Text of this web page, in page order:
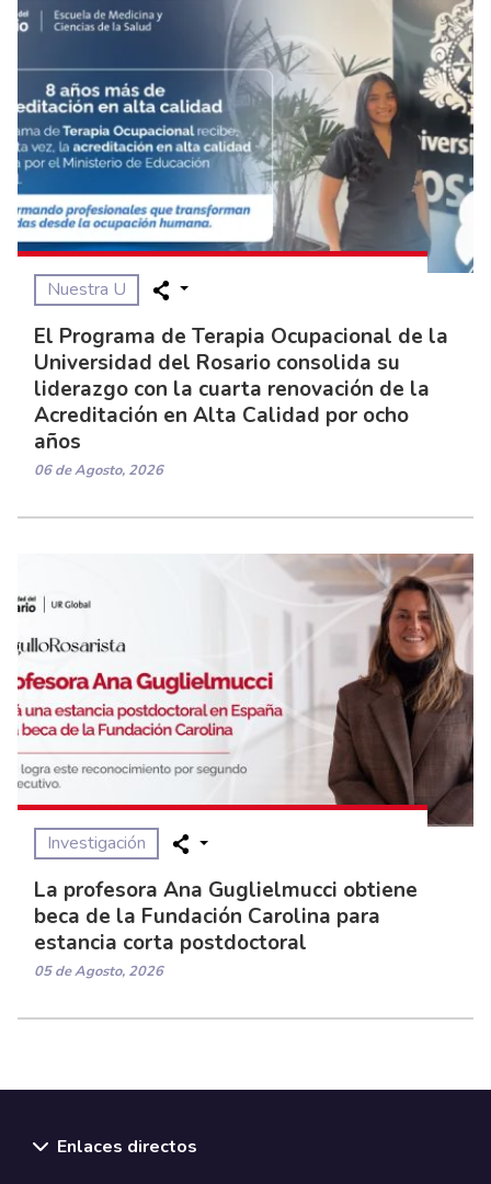
Nuestra U
El Programa de Terapia Ocupacional de la
Universidad del Rosario consolida su
liderazgo con la cuarta renovación de la
Acreditación en Alta Calidad por ocho
años
06 de Agosto, 2026
Investigación
La profesora Ana Guglielmucci obtiene
beca de la Fundación Carolina para
estancia corta postdoctoral
05 de Agosto, 2026
Enlaces directos